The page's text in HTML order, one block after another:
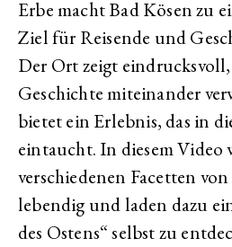
Erbe macht Bad Kösen zu
Ziel für Reisende und
Der Ort zeigt
Geschichte miteinander
bietet ein Erlebnis, das in
eintaucht. In diesem Video
verschiedenen Facetten
lebendig und laden dazu
des Ostens“ selbst zu